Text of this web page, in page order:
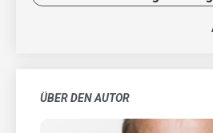
ÜBER DEN AUTOR